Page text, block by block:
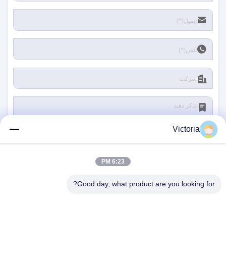
Victoria
6:23 PM
Good day, what product are you looking for?